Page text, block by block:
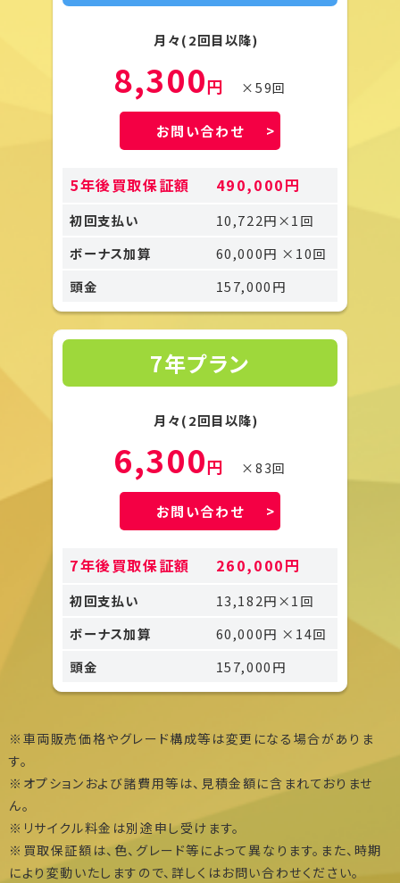
月々(2回目以降)
8,300円 ×59回
お問い合わせ
5年後買取保証額 490,000円
初回支払い
10,722円×1回
ボーナス加算
60,000円 ×10回
頭金
157,000円
7年プラン
月々(2回目以降)
6,300円 ×83回
お問い合わせ
7年後買取保証額 260,000円
初回支払い
13,182円×1回
ボーナス加算
60,000円 ×14回
頭金
157,000円
※車両販売価格やグレード構成等は変更になる場合がありま
す。
※オプションおよび諸費用等は、見積金額に含まれておりませ
ん。
※リサイクル料金は別途申し受けます。
※買取保証額は、色、グレード等によって異なります。また、時期
により変動いたしますので、詳しくはお問い合わせください。